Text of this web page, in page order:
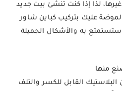
لذا إذا كنت تنشئ بيت جديد
عليك بتركيب كباين شاور
ستستمتع به والأشكال الجميلة
منها
القابل للكسر والتلف